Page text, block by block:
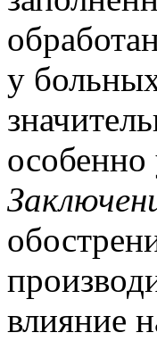
у
влияние